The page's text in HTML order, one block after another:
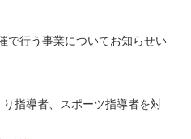
で行う事業についてお知らせい
指導者、スポーツ指導者を対